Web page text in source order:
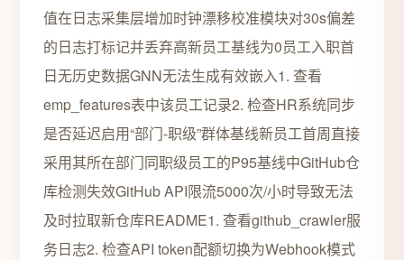
值在日志采集层增加时钟漂移校准模块对30s偏差
的日志打标记并丢弃高新员工基线为0员工入职首
日无历史数据GNN无法生成有效嵌入1. 查看
emp_features表中该员工记录2. 检查HR系统同步
是否延迟启用“部门-职级”群体基线新员工首周直接
采用其所在部门同职级员工的P95基线中GitHub仓
库检测失效GitHub API限流5000次/小时导致无法
及时拉取新仓库README1. 查看github_crawler服
务日志2. 检查API token配额切换为Webhook模式